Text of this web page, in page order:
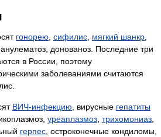
гонорею сифилис мягкий шанкр
донованоз. Последние три
в России, поэтому
заболеваниями считаются
ВИЧ-инфекцию , вирусные гепатиты
уреаплазмоз трихомониаз
герпес , остроконечные кондиломы,